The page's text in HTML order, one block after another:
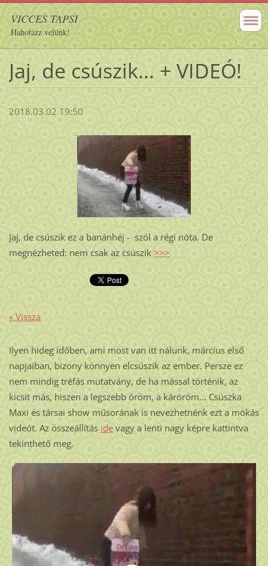
VICCES TAPSI
Hahotázz velünk!
Jaj, de csúszik... + VIDEÓ!
2018.03.02 19:50
Jaj, de csúszik ez a banánhéj - szól a régi nóta. De
megnézheted: nem csak az csúszik >>>
« Vissza
Ilyen hideg időben, ami most van itt nálunk, március első
napjaiban, bizony könnyen elcsúszik az ember. Persze ez
nem mindig tréfás mutatvány, de ha mással történik, az
kicsit más, hiszen a legszebb öröm, a káröröm... Csúszka
Maxi és társai show műsorának is nevezhetnénk ezt a mókás
videót. Az összeállítás idevagy a lenti nagy képre kattintva
tekinthető meg.